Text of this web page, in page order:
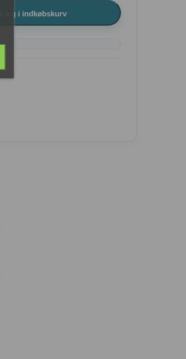
Læg i indkøbskurv